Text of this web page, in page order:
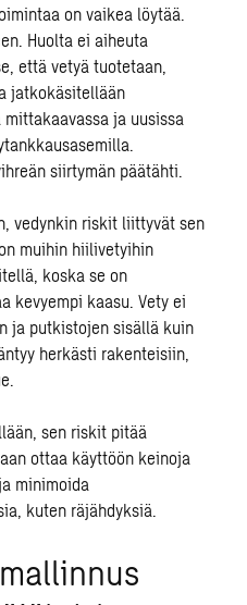
on vaikea löytää.
. Huolta ei aiheuta
että vetyä tuotetaan,
jatkokäsitellään
ja uusissa
siirtymän päätähti.
vedynkin riskit liittyvät sen
muihin hiilivetyihin
koska se on
kevyempi kaasu. Vety ei
ja putkistojen sisällä kuin
herkästi rakenteisiin,
sen riskit pitää
ottaa käyttöön keinoja
minimoida
kuten räjähdyksiä.